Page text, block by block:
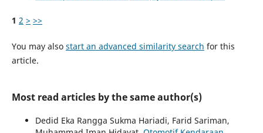
1 2 > >>
You may also start an advanced similarity search for this
article.
Most read articles by the same author(s)
Dedid Eka Rangga Sukma Hariadi, Farid Sariman,